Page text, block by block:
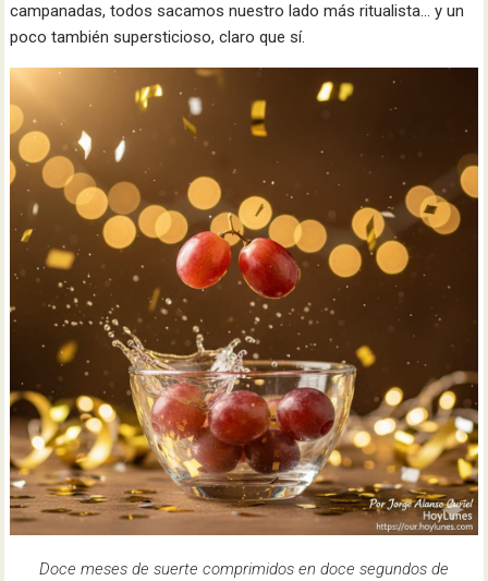
campanadas, todos sacamos nuestro lado más ritualista… y un
poco también supersticioso, claro que sí.
Doce meses de suerte comprimidos en doce segundos de